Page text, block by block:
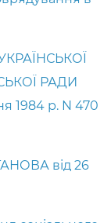
РАДИ
1984 р. N 470
від 26